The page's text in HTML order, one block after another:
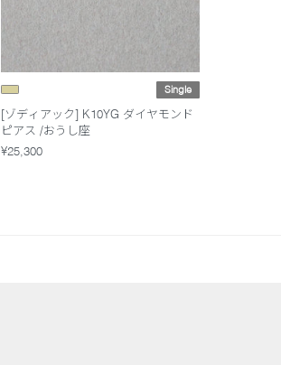
Single
[ゾディアック] K10YG ダイヤモンド
ピアス /おうし座
¥25,300